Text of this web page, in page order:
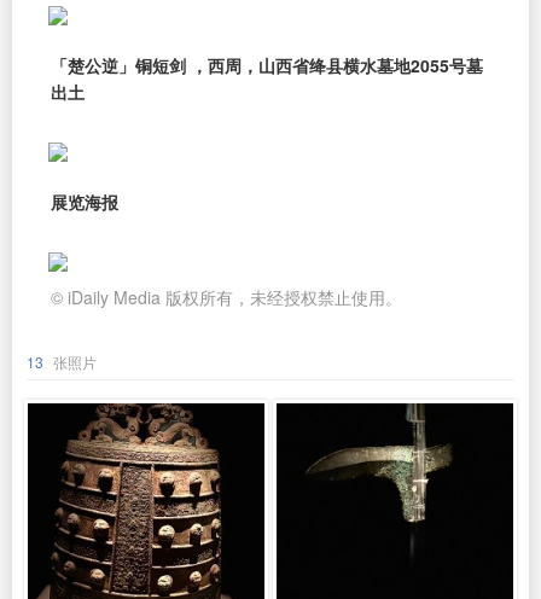
「楚公逆」铜短剑 ，西周，山西省绛县横水墓地2055号墓
出土
展览海报
© iDaily Media 版权所有，未经授权禁止使用。
13 张照片